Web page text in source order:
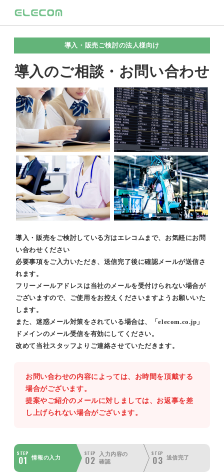
導入・販売ご検討の法人様向け
導入のご相談・お問い合わせ
導入・販売をご検討している方はエレコムまで、お気軽にお問
い合わせください
必要事項をご入力いただき、送信完了後に確認メールが送信さ
れます。
フリーメールアドレスは当社のメールを受付けられない場合が
ございますので、ご使用をお控えくださいますようお願いいた
します。
また、迷惑メール対策をされている場合は、「elecom.co.jp」
ドメインのメール受信を有効にしてください。
改めて当社スタッフよりご連絡させていただきます。
お問い合わせの内容によっては、お時間を頂戴する
場合がございます。
提案やご紹介のメールに対しましては、お返事を差
し上げられない場合がございます。
STEP
01 情報の入力
STEP
02
入力内容の
確認
STEP
03 送信完了